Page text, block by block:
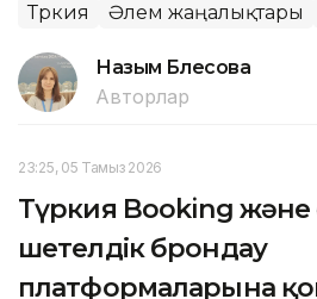
Түркия Әлем жаңалықтары
Назым Бөлесова
Авторлар
23:25, 05 Тамыз 2026
Түркия Booking және
шетелдік брондау
платформаларына